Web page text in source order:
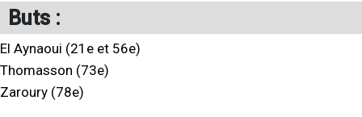
Buts :
El Aynaoui (21e et 56e)
Thomasson (73e)
Zaroury (78e)